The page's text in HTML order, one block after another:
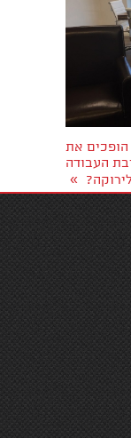
הופכים את
העבודה
»